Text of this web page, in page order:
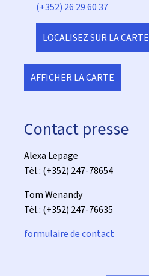
(+352) 26 29 60 37
LOCALISEZ SUR LA CARTE
AFFICHER LA CARTE
Contact presse
Alexa Lepage
Tél.: (+352) 247-78654
Tom Wenandy
Tél.: (+352) 247-76635
formulaire de contact